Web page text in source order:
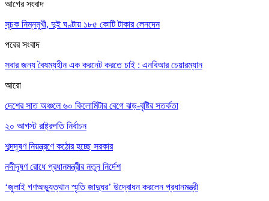
আগের সংবাদ
সূচক নিম্নমুখী, দুই ঘণ্টায় ১৮৫ কোটি টাকার লেনদেন
পরের সংবাদ
সবার জন্য বৈষম্যহীন এক করনেট করতে চাই : এনবিআর চেয়ারম্যান
আরো
দেশের সাত অঞ্চলে ৬০ কিলোমিটার বেগে ঝড়-বৃষ্টির সতর্কতা
২০ আগস্ট রাষ্ট্রপতি নির্বাচন
শব্দদূষণ নিয়ন্ত্রণে কঠোর হচ্ছে সরকার
নদীদূষণ রোধে প্রধানমন্ত্রীর নতুন নির্দেশ
‘জুলাই গণঅভ্যুত্থান স্মৃতি জাদুঘর’ উদ্বোধন করলেন প্রধানমন্ত্রী